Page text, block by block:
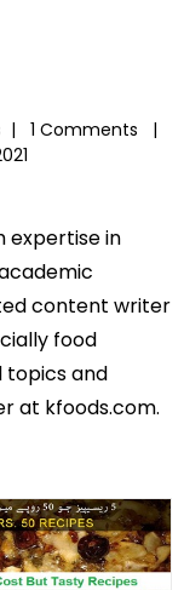
|
1 Comments |
expertise in
content writer
food
topics and
at kfoods.com.